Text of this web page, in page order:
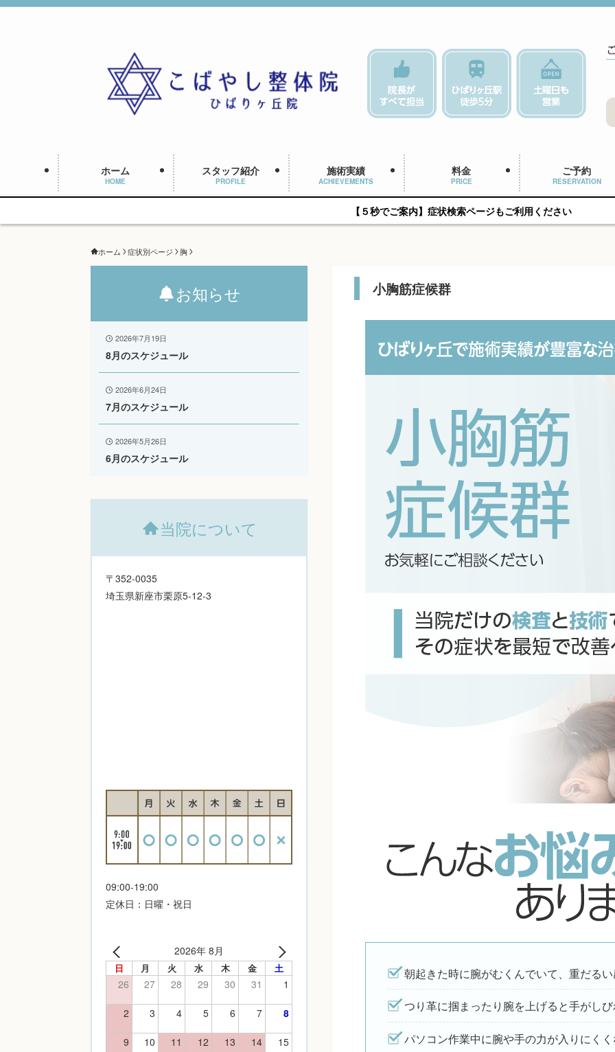
ホーム
HOME
スタッフ紹介
PROFILE
施術実績
ACHIEVEMENTS
料金
PRICE
ご予約
RESERVATION
【５秒でご案内】症状検索ページもご利用ください
ホーム 症状別ページ 胸
小胸筋症候群
朝起きた時に腕がむくんでいて、重だる
つり革に掴まったり腕を上げると手がし
パソコン作業中に腕や手の力が入りにく
お知らせ
2026年7月19日
8月のスケジュール
2026年6月24日
7月のスケジュール
2026年5月26日
6月のスケジュール
当院について
〒352-0035
埼玉県新座市栗原5-12-3
09:00-19:00
定休日：日曜・祝日
2026年 8月
日 月 火 水 木 金 土
26 27 28 29 30 31 1
2 3 4 5 6 7 8
9 10 11 12 13 14 15